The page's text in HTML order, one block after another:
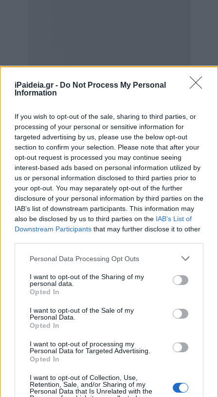
iPaideia.gr - Do Not Process My Personal
Information
If you wish to opt-out of the sale, sharing to third parties, or
processing of your personal or sensitive information for
targeted advertising by us, please use the below opt-out
section to confirm your selection. Please note that after your
opt-out request is processed you may continue seeing
interest-based ads based on personal information utilized by
us or personal information disclosed to third parties prior to
your opt-out. You may separately opt-out of the further
disclosure of your personal information by third parties on the
IAB’s list of downstream participants. This information may
also be disclosed by us to third parties on the IAB’s List of
Downstream Participants that may further disclose it to other
Please note that this website/app uses one or more Google
not limited to your visit or usage behaviour. You may click to
grant or deny consent to Google and its third-party tags to
use your data for below specified purposes in below Google
consent section.
Personal Data Processing Opt Outs
I want to opt-out of the Sharing of my
personal data.
Opted In
I want to opt-out of the Sale of my
Personal Data.
Opted In
I want to opt-out of processing my
Personal Data for Targeted Advertising.
Opted In
I want to opt-out of Collection, Use,
Retention, Sale, and/or Sharing of my
Personal Data that Is Unrelated with the
Αποσπούμε κατά προτεραιότητα, απόΠΥΣΠΕσε ΠΥΣΠΕ,
για το διδακτικό έτος 2021- 2022, μετά από αίτησή τους
και χωρίς δαπάνη για το δημόσιο, τους παρακάτω
εκπαιδευτικούς Πρωτοβάθμιας Εκπαίδευσης, για να
τα αρμόδια ΠΥΣΠΕ στα οποία μετακινούνται, ως
ακολούθως.
Η σχετική απόφαση σε μορφή pdf.